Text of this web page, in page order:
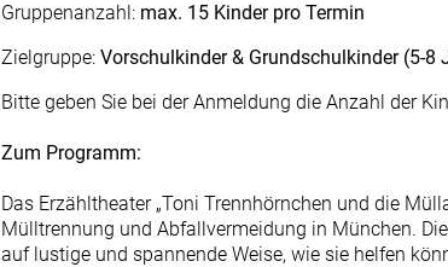
Gruppenanzahl: max. 15 Kinder pro Termin
Zielgruppe: Vorschulkinder & Grundschulkinder (5-8
Bitte geben Sie bei der Anmeldung die Anzahl der
Zum Programm:
Das Erzähltheater „Toni Trennhörnchen und die
Mülltrennung und Abfallvermeidung in München.
auf lustige und spannende Weise, wie sie helfen